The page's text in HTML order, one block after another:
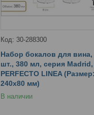
30-288300
Набор бокалов для вина,
шт., 380 мл, серия Madrid,
PERFECTO LINEA (Размер:
240х80 мм)
В наличии